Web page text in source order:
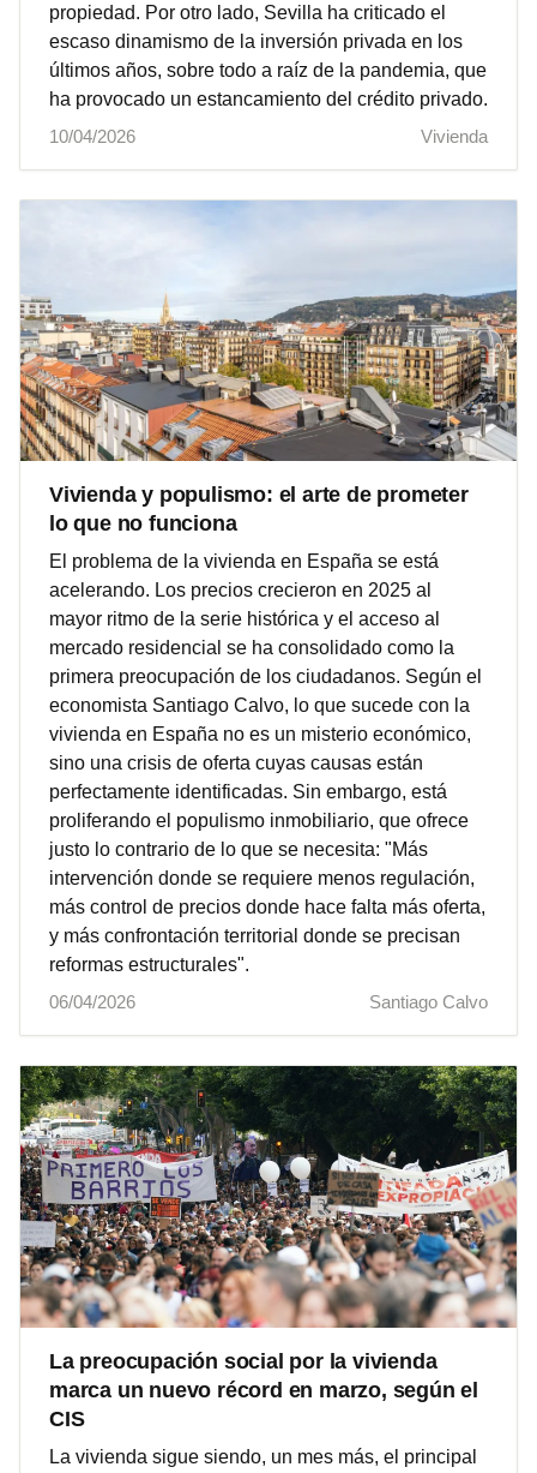
propiedad. Por otro lado, Sevilla ha criticado el
escaso dinamismo de la inversión privada en los
últimos años, sobre todo a raíz de la pandemia, que
ha provocado un estancamiento del crédito privado.
10/04/2026
Vivienda
Vivienda y populismo: el arte de prometer
lo que no funciona
El problema de la vivienda en España se está
acelerando. Los precios crecieron en 2025 al
mayor ritmo de la serie histórica y el acceso al
mercado residencial se ha consolidado como la
primera preocupación de los ciudadanos. Según el
economista Santiago Calvo, lo que sucede con la
vivienda en España no es un misterio económico,
sino una crisis de oferta cuyas causas están
perfectamente identificadas. Sin embargo, está
proliferando el populismo inmobiliario, que ofrece
justo lo contrario de lo que se necesita: "Más
intervención donde se requiere menos regulación,
más control de precios donde hace falta más oferta,
y más confrontación territorial donde se precisan
reformas estructurales".
06/04/2026
Santiago Calvo
La preocupación social por la vivienda
marca un nuevo récord en marzo, según el
CIS
La vivienda sigue siendo, un mes más, el principal